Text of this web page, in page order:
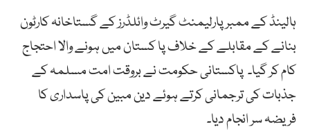
ہالینڈکےممبرپارلیمنٹگیرٹوائلڈرزکےگستاخانہکارٹون
بنانےکےمقابلے کے خلاف پا کستان میں ہونے والااحتجاج
کامکرگیا۔ پاکستانیحکومتنےبروقتامتمسلمہکے
جذباتکیترجمانیکرتےہوئےدینمبینکیپاسداریکا
فریضہسرانجامدیا۔